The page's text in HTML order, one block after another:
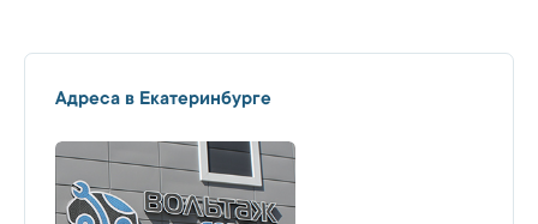
Адреса в Екатеринбурге